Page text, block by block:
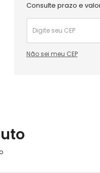
Consulte prazo e
Não sei meu CEP